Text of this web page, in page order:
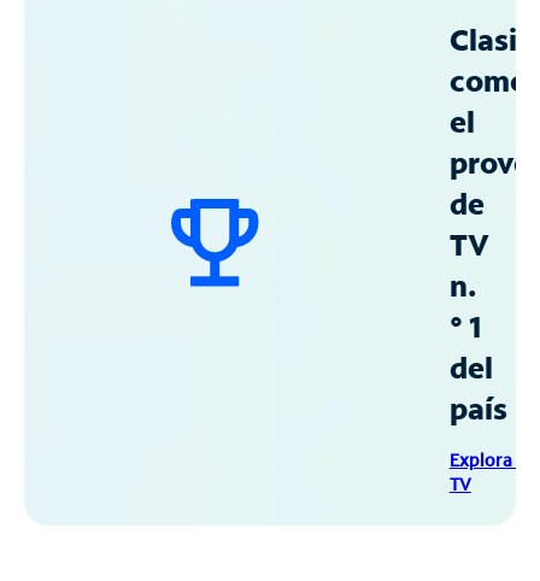
como
el
de
TV
n.
° 1
del
país
Explora
TV